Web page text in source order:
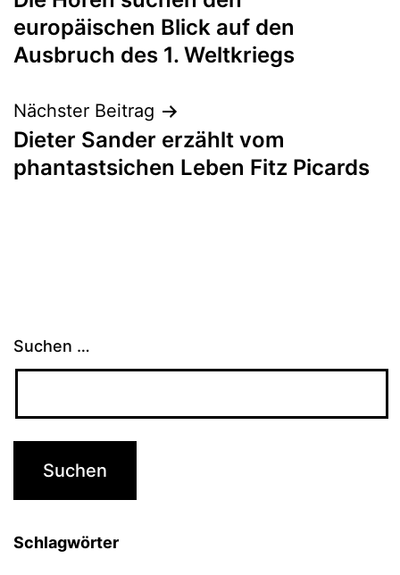
europäischen Blick auf den
Ausbruch des 1. Weltkriegs
Nächster Beitrag
Dieter Sander erzählt vom
phantastsichen Leben Fitz Picards
Suchen …
Schlagwörter